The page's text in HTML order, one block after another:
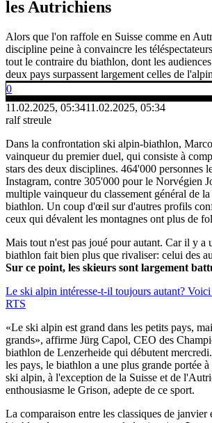
les Autrichiens
Alors que l'on raffole en Suisse comme en
discipline peine à convaincre les
tout le contraire du biathlon, dont les
deux pays surpassent largement celles de
0
11.02.2025, 05:3411.02.2025, 05:34
ralf streule
Dans la confrontation ski alpin-biathlon,
vainqueur du premier duel, qui consiste à
stars des deux disciplines. 464'000 personnes
Instagram, contre 305'000 pour le Norvégien
multiple vainqueur du classement général de
biathlon. Un coup d'œil sur d'autres profils
ceux qui dévalent les montagnes ont plus de
Mais tout n'est pas joué pour autant. Car il y a
biathlon fait bien plus que rivaliser: celui des
Sur ce point, les skieurs sont largement
Le ski alpin intéresse-t-il toujours autant? Voici
RTS
«Le ski alpin est grand dans les petits pays,
grands», affirme Jürg Capol, CEO des
biathlon de Lenzerheide qui débutent
les pays, le biathlon a une plus grande portée
ski alpin, à l'exception de la Suisse et de
enthousiasme le Grison, adepte de ce sport.
La comparaison entre les classiques de janvier